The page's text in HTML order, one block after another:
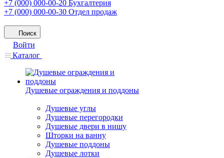
+7 (000) 000-00-20 Бухгалтерия
+7 (000) 000-00-30 Отдел продаж
Поиск
Войти
Каталог
Душевые ограждения и поддоны
Душевые углы
Душевые перегородки
Душевые двери в нишу
Шторки на ванну
Душевые поддоны
Душевые лотки